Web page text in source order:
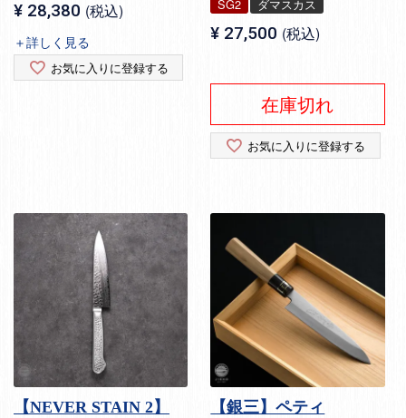
¥ 28,380 税込
＋詳しく見る
お気に入りに登録する
SG2 ダマスカス
¥ 27,500 税込
在庫切れ
お気に入りに登録する
【NEVER STAIN 2】
【銀三】ペティ